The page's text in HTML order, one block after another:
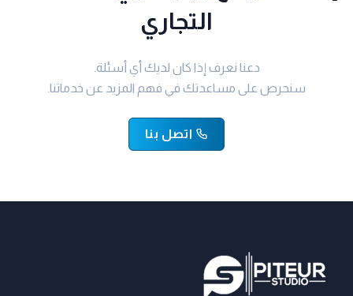
التجاري
دعنا نعرف إذا كان لديك أي أسئلة.
سنحرص على مساعدتك في فهم المزيد عن خدماتنا.
اتصل بنا